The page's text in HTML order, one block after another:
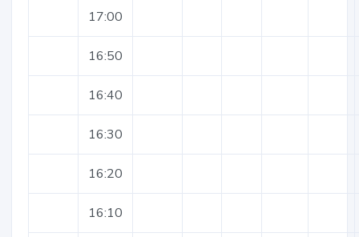
17:00
16:50
16:40
16:30
16:20
16:10